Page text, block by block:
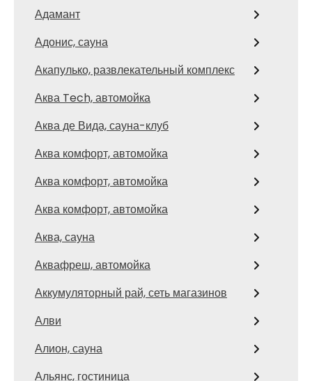
Адамант
Адонис, сауна
Акапулько, развлекательный комплекс
Аква Tech, автомойка
Аква де Вида, сауна-клуб
Аква комфорт, автомойка
Аква комфорт, автомойка
Аква комфорт, автомойка
Аква, сауна
Аквафреш, автомойка
Аккумуляторный рай, сеть магазинов
Алви
Алион, сауна
Альянс, гостиница